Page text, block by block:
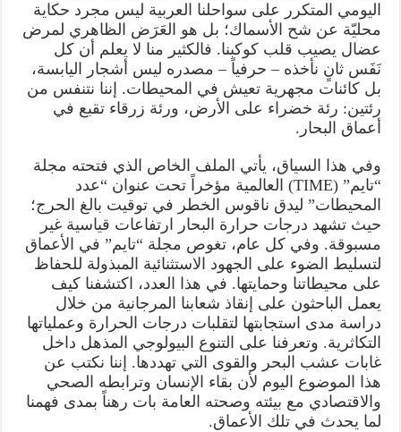
اليومي المتكرر على سواحلنا العربية ليس مجرد حكاية
محليّة عن شح الأسماك؛ بل هو العَرَض الظاهري لمرض
عضال يصيب قلب كوكبنا. فالكثير منا لا يعلم أن كل
نَفَس ثانٍ نأخذه – حرفياً – مصدره ليس أشجار اليابسة،
بل كائنات مجهرية تعيش في المحيطات. إننا نتنفس من
رئتين: رئة خضراء على الأرض، ورئة زرقاء تقبع في
أعماق البحار.
وفي هذا السياق، يأتي الملف الخاص الذي فتحته مجلة
“تايم” (TIME) العالمية مؤخراً تحت عنوان “عدد
المحيطات” ليدق ناقوس الخطر في توقيت بالغ الحرج؛
حيث تشهد درجات حرارة البحار ارتفاعات قياسية غير
مسبوقة. وفي كل عام، تغوص مجلة “تايم” في الأعماق
لتسليط الضوء على الجهود الاستثنائية المبذولة للحفاظ
على محيطاتنا وحمايتها. في هذا العدد، اكتشفنا كيف
يعمل الباحثون على إنقاذ شعابنا المرجانية من خلال
دراسة مدى استجابتها لتقلبات درجات الحرارة وعملياتها
التكاثرية. وتعرفنا على التنوع البيولوجي المذهل داخل
غابات عشب البحر والقوى التي تهددها. إننا نكتب عن
هذا الموضوع اليوم لأن بقاء الإنسان وترابطه الصحي
والاقتصادي مع بيئته وصحته العامة بات رهناً بمدى فهمنا
لما يحدث في تلك الأعماق.